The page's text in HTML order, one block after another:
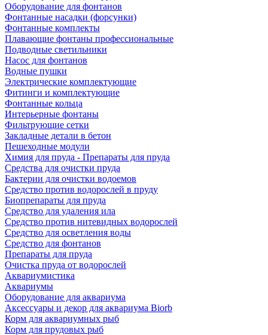
Оборудование для фонтанов
Фонтанные насадки (форсунки)
Фонтанные комплекты
Плавающие фонтаны профессиональные
Подводные светильники
Насос для фонтанов
Водные пушки
Электрические комплектующие
Фитинги и комплектующие
Фонтанные кольца
Интерьерные фонтаны
Фильтрующие сетки
Закладные детали в бетон
Пешеходные модули
Химия для пруда - Препараты для пруда
Средства для очистки пруда
Бактерии для очистки водоемов
Средство против водорослей в пруду
Биопрепараты для пруда
Средство для удаления ила
Средство против нитевидных водорослей
Средство для осветления воды
Средство для фонтанов
Препараты для пруда
Очистка пруда от водорослей
Аквариумистика
Аквариумы
Оборудование для аквариума
Аксессуары и декор для аквариума Biorb
Корм для аквариумных рыб
Корм для прудовых рыб